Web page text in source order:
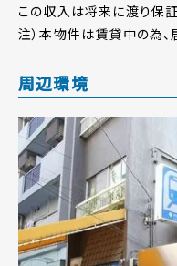
この収入は将来に渡り保
注）本物件は賃貸中の為、
周辺環境